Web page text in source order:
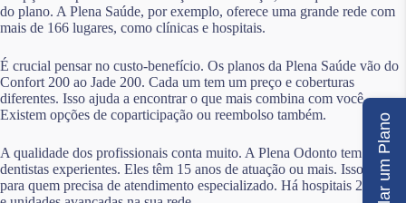
do plano. A Plena Saúde, por exemplo, oferece uma grande rede com
mais de 166 lugares, como clínicas e hospitais.
É crucial pensar no custo-benefício. Os planos da Plena Saúde vão do
Confort 200 ao Jade 200. Cada um tem um preço e coberturas
diferentes. Isso ajuda a encontrar o que mais combina com você.
Existem opções de coparticipação ou reembolso também.
A qualidade dos profissionais conta muito. A Plena Odonto tem
dentistas experientes. Eles têm 15 anos de atuação ou mais. Isso é bom
para quem precisa de atendimento especializado. Há hospitais 24 horas
Simular um Plano